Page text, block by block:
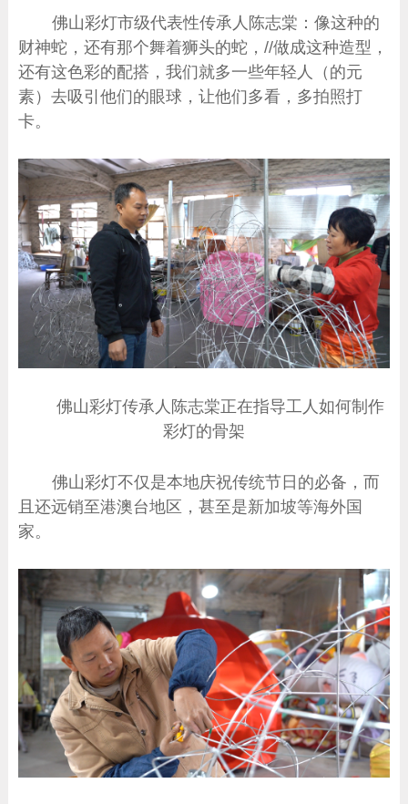
佛山彩灯市级代表性传承人陈志棠：像这种的
财神蛇，还有那个舞着狮头的蛇，//做成这种造型，
还有这色彩的配搭，我们就多一些年轻人（的元
素）去吸引他们的眼球，让他们多看，多拍照打
卡。
佛山彩灯传承人陈志棠正在指导工人如何制作
彩灯的骨架
佛山彩灯不仅是本地庆祝传统节日的必备，而
且还远销至港澳台地区，甚至是新加坡等海外国
家。